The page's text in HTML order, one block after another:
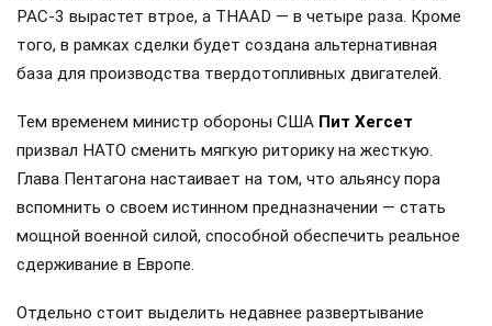
PAC-3 вырастет втрое, а THAAD — в четыре раза. Кроме
того, в рамках сделки будет создана альтернативная
база для производства твердотопливных двигателей.
Тем временем министр обороны США Пит Хегсет
призвал НАТО сменить мягкую риторику на жесткую.
Глава Пентагона настаивает на том, что альянсу пора
вспомнить о своем истинном предназначении — стать
мощной военной силой, способной обеспечить реальное
сдерживание в Европе.
Отдельно стоит выделить недавнее развертывание